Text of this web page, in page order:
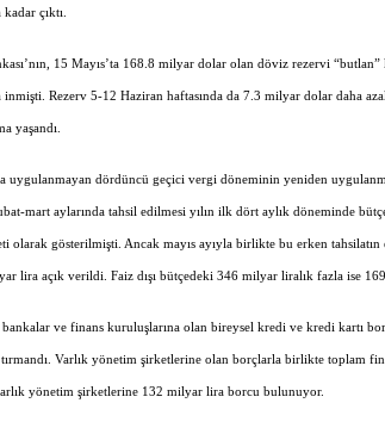
çıktı.
15 Mayıs’ta 168.8 milyar dolar olan döviz rezervi
Rezerv 5-12 Haziran haftasında da 7.3 milyar dolar daha
yaşandı.
uygulanmayan dördüncü geçici vergi döneminin yeniden
mart aylarında tahsil edilmesi yılın ilk dört aylık döneminde
olarak gösterilmişti. Ancak mayıs ayıyla birlikte bu erken
lira açık verildi. Faiz dışı bütçedeki 346 milyar liralık fazla ise
bankalar ve finans kuruluşlarına olan bireysel kredi ve kredi kartı
Varlık yönetim şirketlerine olan borçlarla birlikte toplam
yönetim şirketlerine 132 milyar lira borcu bulunuyor.